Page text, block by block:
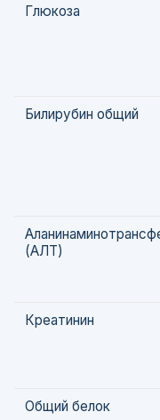
Глюкоза
Билирубин общий
(АЛТ)
Креатинин
Общий белок